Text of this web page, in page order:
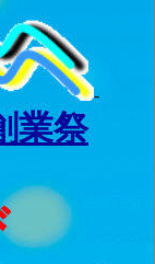
-
業祭